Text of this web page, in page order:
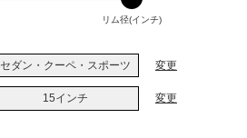
リム径(インチ)
セダン・クーペ・スポーツ 変更
15インチ 変更